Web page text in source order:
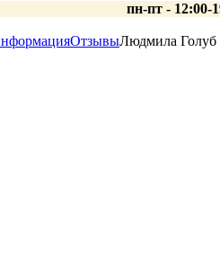
пн-пт - 12:00-
ОтзывыЛюдмила Голуб